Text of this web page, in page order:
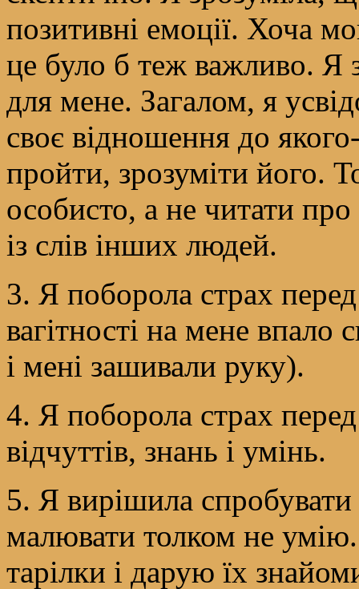
позитивні емоції. Хоча
це було б теж важливо. Я
для мене. Загалом, я
своє відношення до
пройти, зрозуміти його.
особисто, а не читати
із слів інших людей.
3. Я поборола страх
вагітності на мене впало
і мені зашивали руку).
4. Я поборола страх
відчуттів, знань і умінь.
5. Я вирішила спробувати
малювати толком не
тарілки і дарую їх